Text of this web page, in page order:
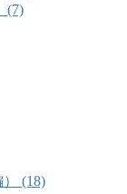
(7)
(18)